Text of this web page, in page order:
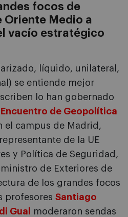
focos de
Oriente Medio a
vacío estratégico
líquido, unilateral,
se entiende mejor
lo han gobernado
Encuentro de Geopolítica
el campus de Madrid,
de la UE
y Política de Seguridad,
de Exteriores de
de los grandes focos
profesores Santiago
Gual
moderaron sendas